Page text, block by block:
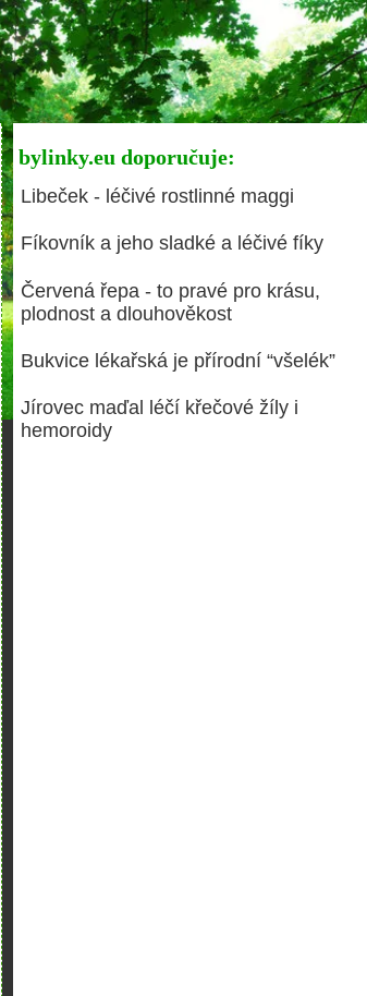
bylinky.eu doporučuje:
Libeček - léčivé rostlinné maggi
Fíkovník a jeho sladké a léčivé fíky
Červená řepa - to pravé pro krásu,
plodnost a dlouhověkost
Bukvice lékařská je přírodní “všelék”
Jírovec maďal léčí křečové žíly i
hemoroidy